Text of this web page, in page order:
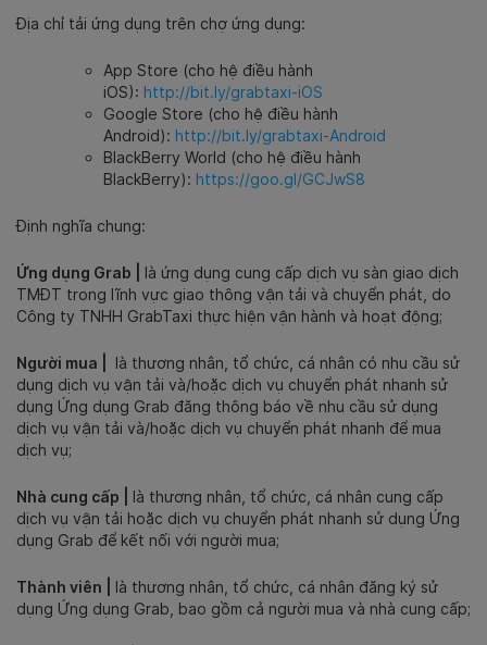
Địa chỉ tải ứng dụng trên chợ ứng dụng:
App Store (cho hệ điều hành
iOS): http://bit.ly/grabtaxi-iOS
Google Store (cho hệ điều hành
Android): http://bit.ly/grabtaxi-Android
BlackBerry World (cho hệ điều hành
BlackBerry): https://goo.gl/GCJwS8
Định nghĩa chung:
Ứng dụng Grab | là ứng dụng cung cấp dịch vụ sàn giao dịch
TMĐT trong lĩnh vực giao thông vận tải và chuyển phát, do
Công ty TNHH GrabTaxi thực hiện vận hành và hoạt động;
Người mua |
là thương nhân, tổ chức, cá nhân có nhu cầu sử
dụng dịch vụ vận tải và/hoặc dịch vụ chuyển phát nhanh sử
dụng Ứng dụng Grab đăng thông báo về nhu cầu sử dụng
dịch vụ vận tải và/hoặc dịch vụ chuyển phát nhanh để mua
dịch vụ;
Nhà cung cấp | là thương nhân, tổ chức, cá nhân cung cấp
dịch vụ vận tải hoặc dịch vụ chuyển phát nhanh sử dụng Ứng
dụng Grab để kết nối với người mua;
Thành viên | là thương nhân, tổ chức, cá nhân đăng ký sử
dụng Ứng dụng Grab, bao gồm cả người mua và nhà cung cấp;